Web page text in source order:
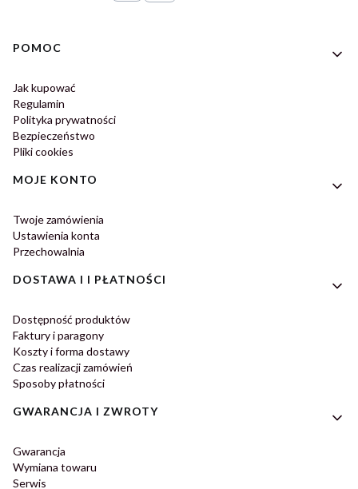
Linki w stopce
POMOC
Jak kupować
Regulamin
Polityka prywatności
Bezpieczeństwo
Pliki cookies
MOJE KONTO
Twoje zamówienia
Ustawienia konta
Przechowalnia
DOSTAWA I I PŁATNOŚCI
Dostępność produktów
Faktury i paragony
Koszty i forma dostawy
Czas realizacji zamówień
Sposoby płatności
GWARANCJA I ZWROTY
Gwarancja
Wymiana towaru
Serwis